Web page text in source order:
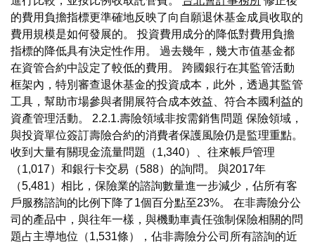
的費用負擔指標更準確地反映了向自願退休基金成員收取的
費用規模是如何發展的。 投資費用成分的降低對費用負擔
指標的降低具有決定性作用。 過去幾年，幾大市值基金都
在資管合約中設定了較低的費用。 跨國銀行在其監管活動
框架內，特別審查退休基金的投資成本，此外，透過其監管
工具，幫助市場參與者開展符合成本效益、符合本國利益的
資產管理活動。 2.2.1.壽險領域非按需銷售問題 保險領域，
與投資單位簽訂壽險合約的消費者保護風險仍是監理重點。
收到大量有關現金流量問題（1,340）、往來帳戶管理
（1,017）和銀行卡交易（588）的詢問。 與2017年
（5,481）相比，保險業的諮詢數量進一步減少，佔所有客
戶服務諮詢的比例下降了1個百分點至23%。 在非壽險分公
司的產品中，與往年一樣，與機動車責任強制保險相關的問
題占主導地位（1,531條），佔非壽險分公司所有諮詢的近